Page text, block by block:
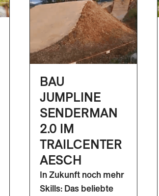
BAU
JUMPLINE
SENDERMAN
2.0 IM
TRAILCENTER
AESCH
In Zukunft noch mehr
Skills: Das beliebte